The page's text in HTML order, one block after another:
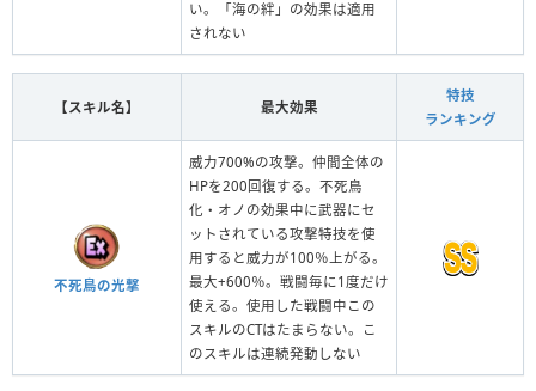
い。「海の絆」の効果は適用
されない
【スキル名】 最大効果
特技
ランキング
不死鳥の光撃
威力700%の攻撃。仲間全体の
HPを200回復する。不死鳥
化・オノの効果中に武器にセ
ットされている攻撃特技を使
用すると威力が100％上がる。
最大+600％。戦闘毎に1度だけ
使える。使用した戦闘中この
スキルのCTはたまらない。こ
のスキルは連続発動しない